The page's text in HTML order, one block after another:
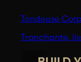
Tondeuse
Tranchante,